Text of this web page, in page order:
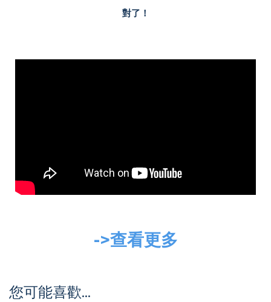
對了！
->查看更多
您可能喜歡...